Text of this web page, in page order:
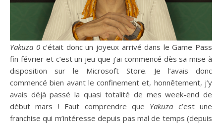
Yakuza 0c’était donc un joyeux arrivé dans le Game Pass
fin février et c’est un jeu que j’ai commencé dès sa mise à
disposition sur le Microsoft Store. Je l’avais donc
commencé bien avant le confinement et, honnêtement, j’y
avais déjà passé la quasi totalité de mes week-end de
début mars ! Faut comprendre que Yakuza c’est une
franchise qui m’intéresse depuis pas mal de temps (depuis